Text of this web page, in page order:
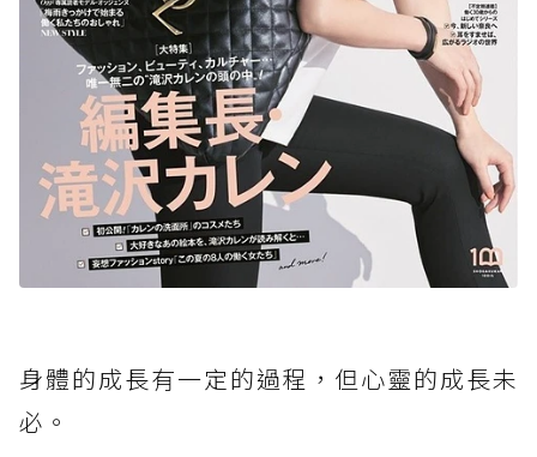
身體的成長有一定的過程，但心靈的成長未
必。